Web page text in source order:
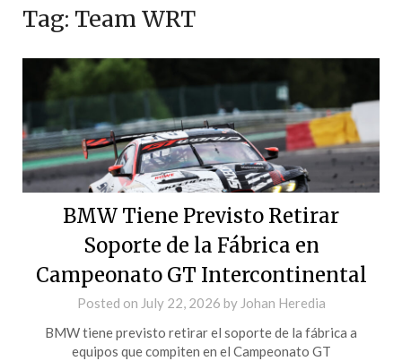
Tag: Team WRT
BMW Tiene Previsto Retirar
Soporte de la Fábrica en
Campeonato GT Intercontinental
Posted on July 22, 2026 by Johan Heredia
BMW tiene previsto retirar el soporte de la fábrica a
equipos que compiten en el Campeonato GT